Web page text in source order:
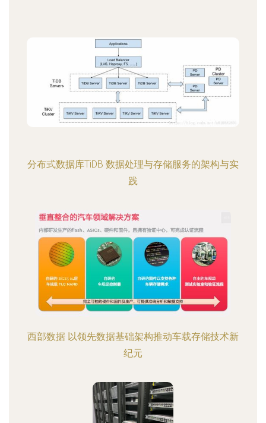
分布式数据库TiDB 数据处理与存储服务的架构与实
践
西部数据 以领先数据基础架构推动车载存储技术新
纪元